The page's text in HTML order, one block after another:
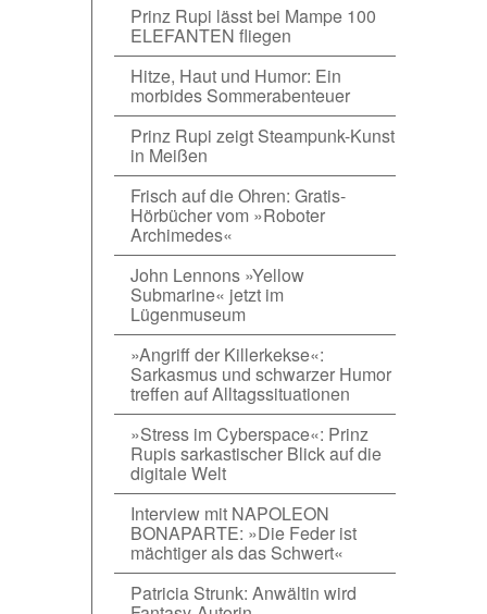
Prinz Rupi lässt bei Mampe 100
ELEFANTEN fliegen
Hitze, Haut und Humor: Ein
morbides Sommerabenteuer
Prinz Rupi zeigt Steampunk-Kunst
in Meißen
Frisch auf die Ohren: Gratis-
Hörbücher vom »Roboter
Archimedes«
John Lennons »Yellow
Submarine« jetzt im
Lügenmuseum
»Angriff der Killerkekse«:
Sarkasmus und schwarzer Humor
treffen auf Alltagssituationen
»Stress im Cyberspace«: Prinz
Rupis sarkastischer Blick auf die
digitale Welt
Interview mit NAPOLEON
BONAPARTE: »Die Feder ist
mächtiger als das Schwert«
Patricia Strunk: Anwältin wird